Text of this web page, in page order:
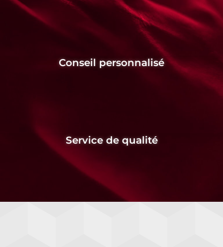
Conseil personnalisé
Service de qualité